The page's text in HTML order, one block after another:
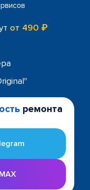
от 490 ₽
ремонта